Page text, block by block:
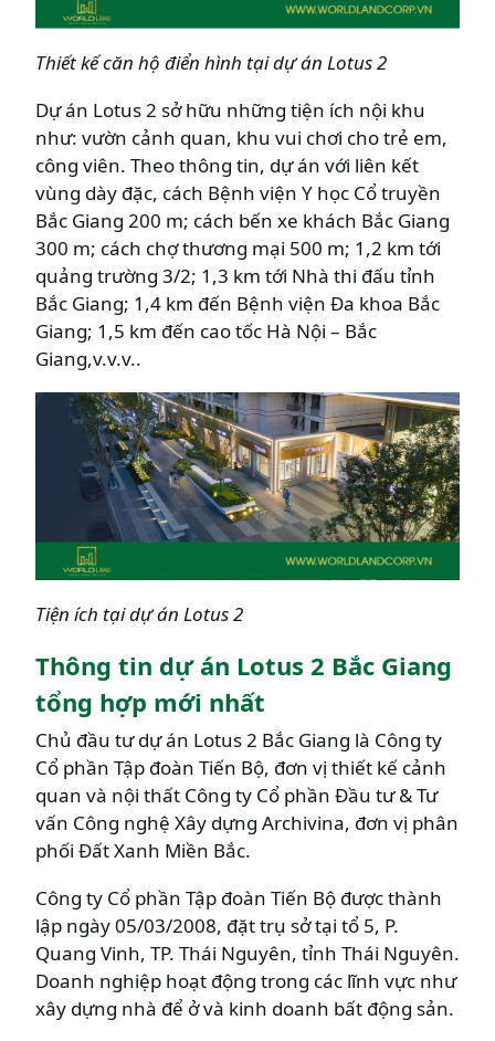
Thiết kế căn hộ điển hình tại dự án Lotus 2
Dự án Lotus 2 sở hữu những tiện ích nội khu
như: vườn cảnh quan, khu vui chơi cho trẻ em,
công viên. Theo thông tin, dự án với liên kết
vùng dày đặc, cách Bệnh viện Y học Cổ truyền
Bắc Giang 200 m; cách bến xe khách Bắc Giang
300 m; cách chợ thương mại 500 m; 1,2 km tới
quảng trường 3/2; 1,3 km tới Nhà thi đấu tỉnh
Bắc Giang; 1,4 km đến Bệnh viện Đa khoa Bắc
Giang; 1,5 km đến cao tốc Hà Nội – Bắc
Giang,v.v.v..
Tiện ích tại dự án Lotus 2
Thông tin dự án Lotus 2 Bắc Giang
tổng hợp mới nhất
Chủ đầu tư dự án Lotus 2 Bắc Giang là Công ty
Cổ phần Tập đoàn Tiến Bộ, đơn vị thiết kế cảnh
quan và nội thất Công ty Cổ phần Đầu tư & Tư
vấn Công nghệ Xây dựng Archivina, đơn vị phân
phối Đất Xanh Miền Bắc.
Công ty Cổ phần Tập đoàn Tiến Bộ được thành
lập ngày 05/03/2008, đặt trụ sở tại tổ 5, P.
Quang Vinh, TP. Thái Nguyên, tỉnh Thái Nguyên.
Doanh nghiệp hoạt động trong các lĩnh vực như
xây dựng nhà để ở và kinh doanh bất động sản.